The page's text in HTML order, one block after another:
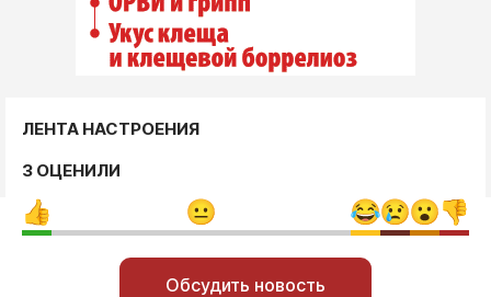
ЛЕНТА НАСТРОЕНИЯ
3 ОЦЕНИЛИ
Обсудить новость